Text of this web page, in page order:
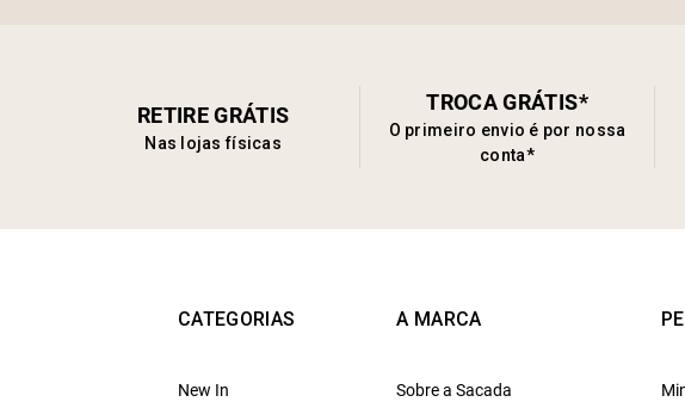
RETIRE GRÁTIS
Nas lojas físicas
TROCA GRÁTIS*
O primeiro envio é por nossa
conta*
CATEGORIAS
New In
A MARCA
Sobre a Sacada